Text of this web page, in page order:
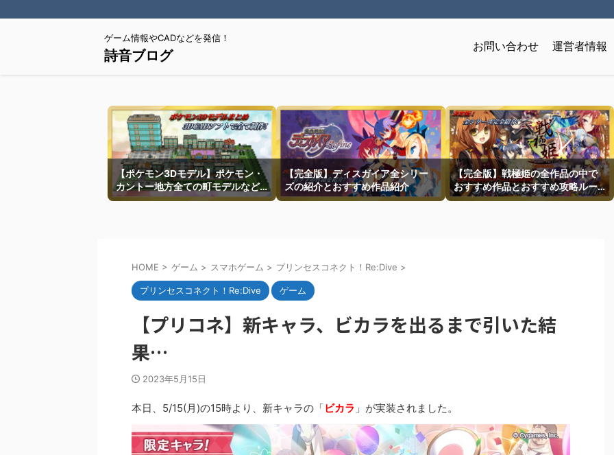
ゲーム情報やCADなどを発信！
詩音ブログ
お問い合わせ 運営者情報
【ポケモン3Dモデル】ポケモン・
カントー地方全ての町モデルなど
を紹介
【完全版】ディスガイア全シリー
ズの紹介とおすすめ作品紹介
【完全版】戦極姫の全作品の中で
おすすめ作品とおすすめ攻略ルー
トを一挙紹介
HOME > ゲーム > スマホゲーム > プリンセスコネクト！Re:Dive >
プリンセスコネクト！Re:Dive ゲーム
【プリコネ】新キャラ、ビカラを出るまで引いた結
果…
2023年5月15日
本日、5/15(月)の15時より、新キャラの「ビカラ 」が実装されました。